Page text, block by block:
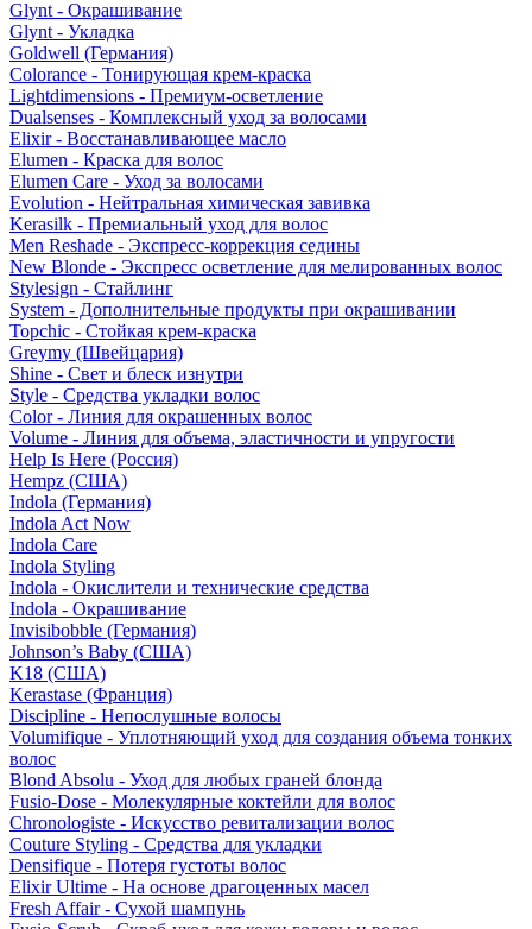
Glynt - Окрашивание
Glynt - Укладка
Goldwell (Германия)
Colorance - Тонирующая крем-краска
Lightdimensions - Премиум-осветление
Dualsenses - Комплексный уход за волосами
Elixir - Восстанавливающее масло
Elumen - Краска для волос
Elumen Care - Уход за волосами
Evolution - Нейтральная химическая завивка
Kerasilk - Премиальный уход для волос
Men Reshade - Экспресс-коррекция седины
New Blonde - Экспресс осветление для мелированных волос
Stylesign - Стайлинг
System - Дополнительные продукты при окрашивании
Topchic - Стойкая крем-краска
Greymy (Швейцария)
Shine - Свет и блеск изнутри
Style - Средства укладки волос
Color - Линия для окрашенных волос
Volume - Линия для объема, эластичности и упругости
Help Is Here (Россия)
Hempz (США)
Indola (Германия)
Indola Act Now
Indola Care
Indola Styling
Indola - Окислители и технические средства
Indola - Окрашивание
Invisibobble (Германия)
Johnson’s Baby (США)
K18 (США)
Kerastase (Франция)
Discipline - Непослушные волосы
Volumifique - Уплотняющий уход для создания объема тонких
волос
Blond Absolu - Уход для любых граней блонда
Fusio-Dose - Молекулярные коктейли для волос
Chronologiste - Искусство ревитализации волос
Couture Styling - Средства для укладки
Densifique - Потеря густоты волос
Elixir Ultime - На основе драгоценных масел
Fresh Affair - Сухой шампунь